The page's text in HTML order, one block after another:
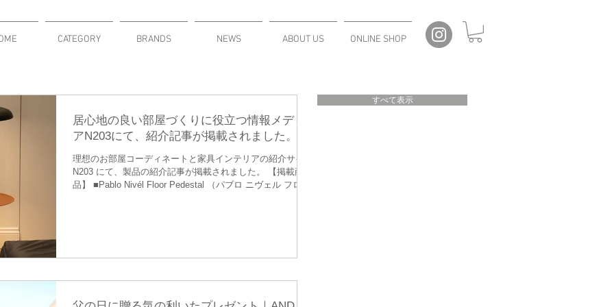
CATEGORY BRANDS NEWS ABOUT US ONLINE SHOP
居心地の良い部屋づくりに役立つ情報メディ
アN203にて、紹介記事が掲載されました。
理想のお部屋コーディネートと家具インテリアの紹介サイト
N203 にて、製品の紹介記事が掲載されました。 【掲載商
品】 ■Pablo Nivél Floor Pedestal （パブロ ニヴェル フロア
すべて表示